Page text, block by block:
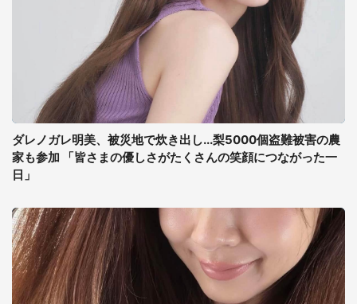
ダレノガレ明美、被災地で炊き出し...梨5000個盗難被害の農
家も参加 「皆さまの優しさがたくさんの笑顔につながった一
日」